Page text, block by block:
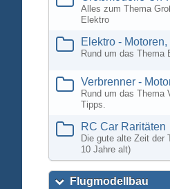
Alles zum Thema
Elektro
Elektro -
Rund um das Thema
Verbrenner -
Rund um das Thema
Tipps.
RC Car Raritäten
Die gute alte Zeit der
10 Jahre alt)
Flugmodellbau